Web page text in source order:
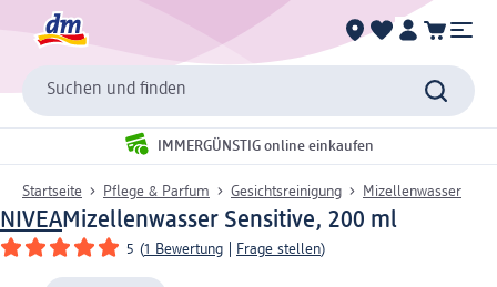
Suchen und finden
IMMERGÜNSTIG online einkaufen
Startseite Pflege & Parfum Gesichtsreinigung Mizellenwasser
NIVEAMizellenwasser Sensitive, 200 ml
5 (1 Bewertung Frage stellen)